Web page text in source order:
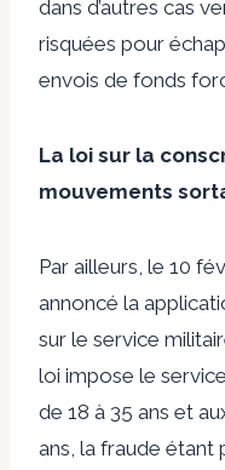
dans d’autres cas
risquées pour
envois de fonds
La loi sur la
mouvements
Par ailleurs, le 10
annoncé la
sur le service
loi impose le
de 18 à 35 ans et
ans, la fraude étant